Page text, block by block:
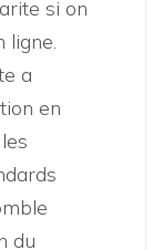
si on
ligne.
a
en
du